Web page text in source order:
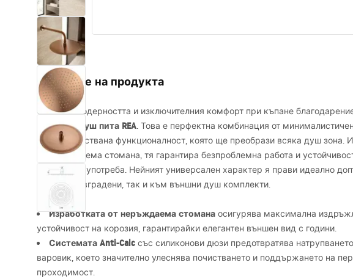
Душ панели
Кухня
Аксесоари и мебели за баня
Описание на продукта
Оценете модерността и изключителния комфорт при къпане
кръглата душ пита REA. Това е перфектна комбинация от
усъвършенствана функционалност, която ще преобрази всяка душ зона.
от неръждаема стомана, тя гарантира безпроблемна работа и
ежедневна употреба. Нейният универсален характер я прави идеално
както към вградени, так и към външни душ комплекти.
Изработката от неръждаема стомана осигурява максимална
устойчивост на корозия, гарантирайки елегантен външен вид с години.
Системата Anti-Calc със силиконови дюзи предотвратява
варовик, което значително улеснява почистването и поддържането на
проходимост.